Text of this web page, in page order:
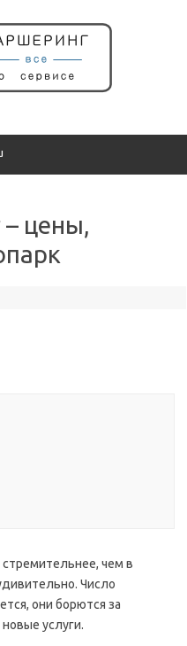
цены,
стремительнее, чем в
Число
они борются за
услуги.